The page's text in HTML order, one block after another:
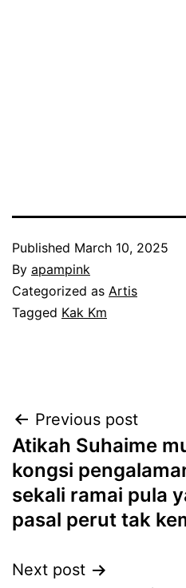
Published March 10, 2025
By apampink
Categorized as Artis
Tagged Kak Km
Post
navigation
Previous post
Atikah Suhaime
kongsi
sekali ramai pula
pasal perut tak
Next post